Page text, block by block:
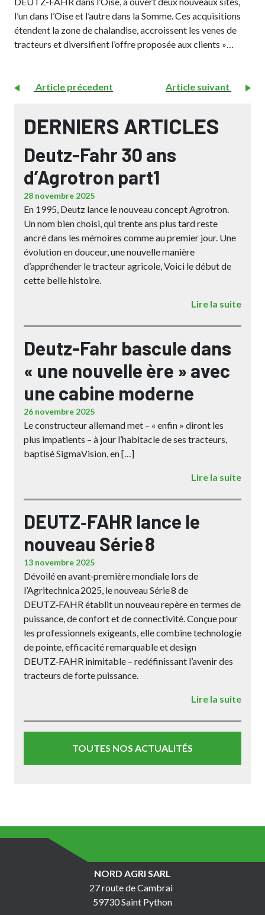
l’un dans l’Oise et l’autre dans la Somme. Ces acquisitions
étendent la zone de chalandise, accroissent les venes de
tracteurs et diversifient l’offre proposée aux clients »…
Article précedent Article suivant
DERNIERS ARTICLES
Deutz-Fahr 30 ans
d’Agrotron part1
28 novembre 2025
En 1995, Deutz lance le nouveau concept Agrotron.
Un nom bien choisi, qui trente ans plus tard reste
ancré dans les mémoires comme au premier jour. Une
évolution en douceur, une nouvelle manière
d’appréhender le tracteur agricole, Voici le début de
cette belle histoire.
Lire la suite
Deutz-Fahr bascule dans
« une nouvelle ère » avec
une cabine moderne
26 novembre 2025
Le constructeur allemand met – « enfin » diront les
plus impatients – à jour l’habitacle de ses tracteurs,
baptisé SigmaVision, en […]
Lire la suite
DEUTZ‑FAHR lance le
nouveau Série 8
13 novembre 2025
Dévoilé en avant‑première mondiale lors de
l’Agritechnica 2025, le nouveau Série 8 de
DEUTZ‑FAHR établit un nouveau repère en termes de
puissance, de confort et de connectivité. Conçue pour
les professionnels exigeants, elle combine technologie
de pointe, efficacité remarquable et design
DEUTZ‑FAHR inimitable – redéfinissant l’avenir des
tracteurs de forte puissance.
Lire la suite
TOUTES NOS ACTUALITÉS
NORD AGRI SARL
27 route de Cambrai
59730 Saint Python